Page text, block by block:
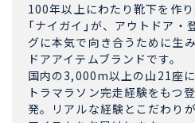
100年以上にわたり靴下を作
「ナイガイ」が、アウトドア
グに本気で向き合うために生
ドアアイテムブランドです。
国内の3,000m以上の山21座
トラマラソン完走経験をもつ
発。リアルな経験とこだわり